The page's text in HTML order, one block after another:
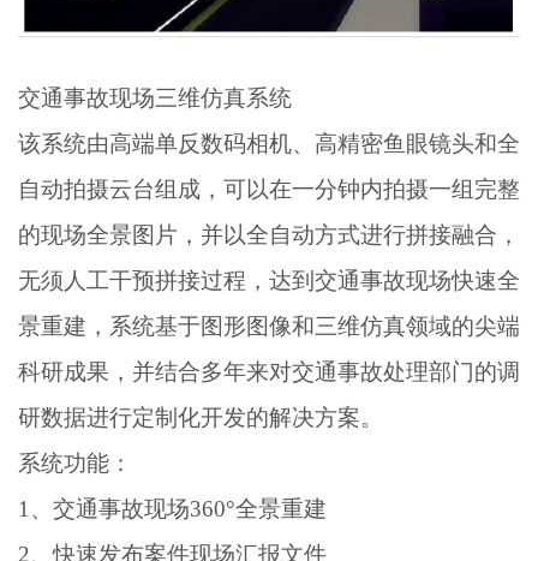
交通事故现场三维仿真系统
该系统由高端单反数码相机、高精密鱼眼镜头和全
自动拍摄云台组成，可以在一分钟内拍摄一组完整
的现场全景图片，并以全自动方式进行拼接融合，
无须人工干预拼接过程，达到交通事故现场快速全
景重建，系统基于图形图像和三维仿真领域的尖端
科研成果，并结合多年来对交通事故处理部门的调
研数据进行定制化开发的解决方案。
系统功能：
1、交通事故现场360°全景重建
2、快速发布案件现场汇报文件